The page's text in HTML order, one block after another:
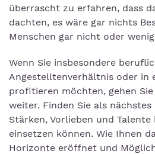
überrascht zu erfahren, dass
dachten, es wäre gar nichts
Menschen gar nicht oder
Wenn Sie insbesondere
Angestelltenverhältnis oder in
profitieren möchten, gehen
weiter. Finden Sie als
Stärken, Vorlieben und
einsetzen können. Wie Ihnen
Horizonte eröffnet und